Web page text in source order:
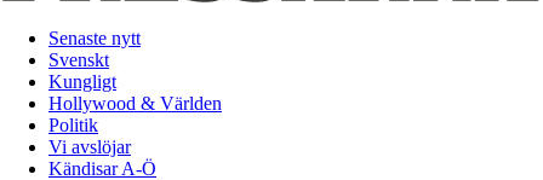
Senaste nytt
Svenskt
Kungligt
Hollywood & Världen
Politik
Vi avslöjar
Kändisar A-Ö